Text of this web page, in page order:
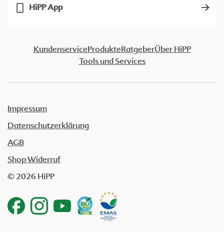
HiPP App
KundenserviceProdukteRatgeberÜber HiPP
Tools und Services
Impressum
Datenschutzerklärung
AGB
Shop Widerruf
© 2026 HiPP